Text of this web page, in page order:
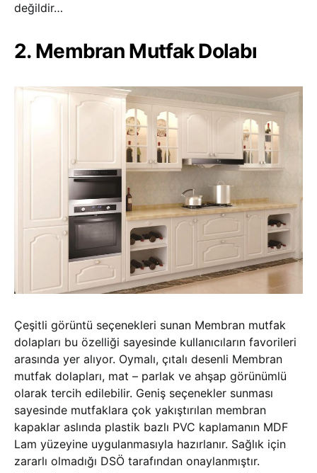
değildir…
2. Membran Mutfak Dolabı
Çeşitli görüntü seçenekleri sunan Membran mutfak
dolapları bu özelliği sayesinde kullanıcıların favorileri
arasında yer alıyor. Oymalı, çıtalı desenli Membran
mutfak dolapları, mat – parlak ve ahşap görünümlü
olarak tercih edilebilir. Geniş seçenekler sunması
sayesinde mutfaklara çok yakıştırılan membran
kapaklar aslında plastik bazlı PVC kaplamanın MDF
Lam yüzeyine uygulanmasıyla hazırlanır. Sağlık için
zararlı olmadığı DSÖ tarafından onaylanmıştır.